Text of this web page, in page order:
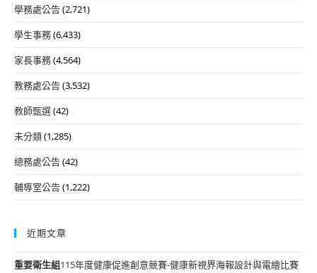
學務處公告(2,721)
學生事務(6,433)
家長事務(4,564)
教務處公告(3,532)
教師甄選(42)
未分類(1,285)
總務處公告(42)
輔導室公告(1,222)
近期文章
重要衛生組115年度健康促進創意競賽-健康新視界海報設計與電繪比賽